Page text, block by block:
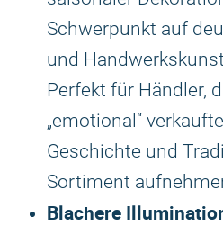
Schwerpunkt auf
und
Perfekt für Händler,
„emotional“
Geschichte und
Sortiment
Blachere